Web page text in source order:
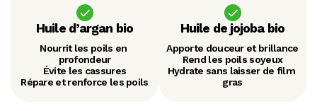
Huile d’argan bio
Nourrit les poils en
profondeur
Évite les cassures
Répare et renforce les poils
Huile de jojoba bio
Apporte douceur et brillance
Rend les poils soyeux
Hydrate sans laisser de film
gras